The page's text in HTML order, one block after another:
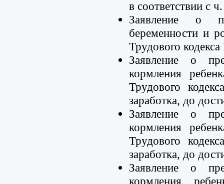
в соответствии с
Заявление о
беременности и
Трудового
Заявление о
кормления
Трудового
заработка, до
Заявление о
кормления
Трудового
заработка, до
Заявление о
кормления